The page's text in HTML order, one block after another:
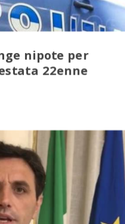
nipote per
22enne